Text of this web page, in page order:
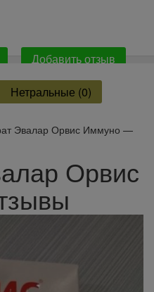
Добавить отзыв
Нетральные (0)
Эвалар Орвис Иммуно —
Орвис